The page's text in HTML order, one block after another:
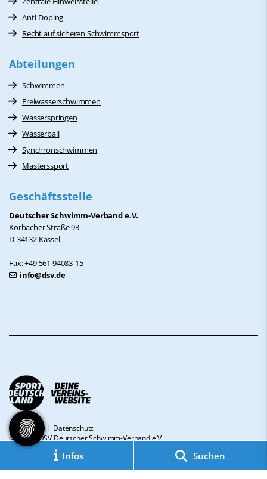
Infos Suchen
Anti-Doping
Recht auf sicheren Schwimmsport
Abteilungen
Schwimmen
Freiwasserschwimmen
Wasserspringen
Wasserball
Synchronschwimmen
Masterssport
Geschäftsstelle
Deutscher Schwimm-Verband e.V.
Korbacher Straße 93
D-34132 Kassel
Fax: +49 561 94083-15
info@dsv.de
Impressum| Datenschutz
© 2026 - DSV Deutscher Schwimm-Verband e.V.
Diese Website ist gefördert durch das Projekt
„Sportdeutschland – Deine